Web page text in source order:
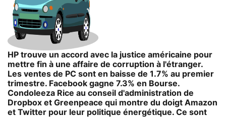
HP trouve un accord avec la justice américaine pour
mettre fin à une affaire de corruption à l'étranger.
Les ventes de PC sont en baisse de 1.7% au premier
trimestre. Facebook gagne 7.3% en Bourse.
Condoleeza Rice au conseil d'administration de
Dropbox et Greenpeace qui montre du doigt Amazon
et Twitter pour leur politique énergétique. Ce sont